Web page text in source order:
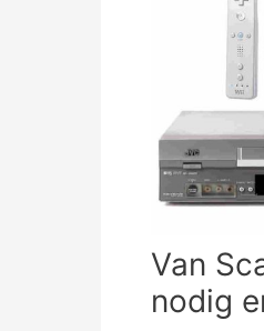
Van
nodig